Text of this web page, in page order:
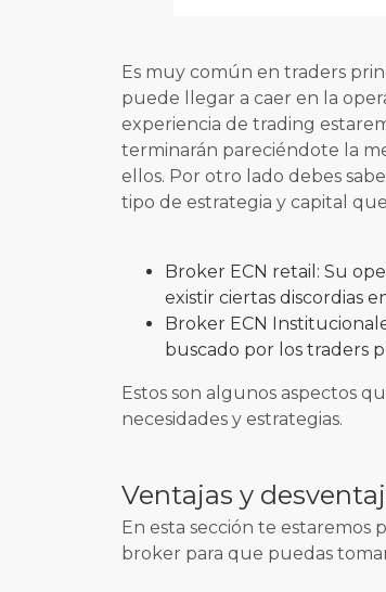
Es muy común en traders
puede llegar a caer en la
experiencia de trading
terminarán pareciéndote la
ellos. Por otro lado debes
tipo de estrategia y capital
Broker ECN retail: Su
existir ciertas discordias
Broker ECN
buscado por los traders
Estos son algunos aspectos
necesidades y estrategias.
Ventajas y
En esta sección te estaremos
broker para que puedas